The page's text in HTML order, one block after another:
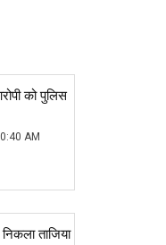
को पुलिस
AM
ताजिया